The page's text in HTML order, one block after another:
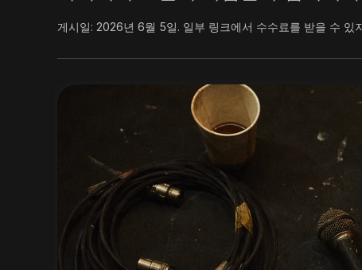
게시일: 2026년 6월 5일. 일부 링크에서 수수료를 받을 수 있